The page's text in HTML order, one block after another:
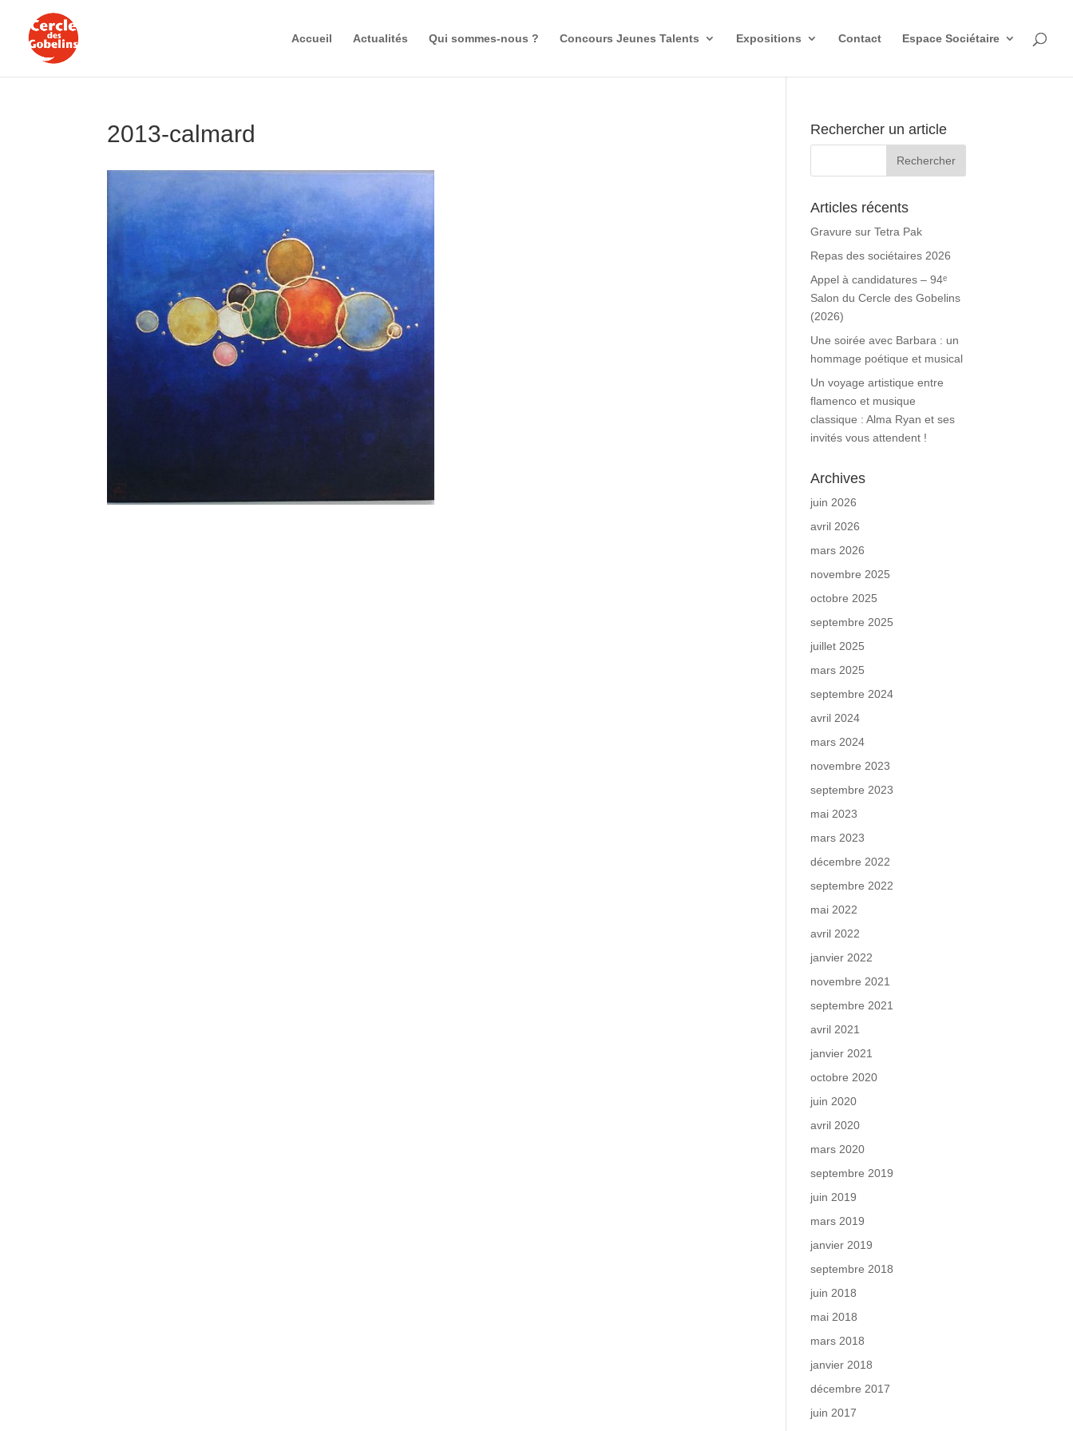
Accueil Actualités Qui sommes-nous ? Concours Jeunes Talents Expositions Contact Espace Sociétaire
2013-calmard Rechercher un article
Articles récents
Gravure sur Tetra Pak
Repas des sociétaires 2026
Appel à candidatures – 94ᵉ
Salon du Cercle des Gobelins
(2026)
Une soirée avec Barbara : un
hommage poétique et musical
Un voyage artistique entre
flamenco et musique
classique : Alma Ryan et ses
invités vous attendent !
Archives
juin 2026
avril 2026
mars 2026
novembre 2025
octobre 2025
septembre 2025
juillet 2025
mars 2025
septembre 2024
avril 2024
mars 2024
novembre 2023
septembre 2023
mai 2023
mars 2023
décembre 2022
septembre 2022
mai 2022
avril 2022
janvier 2022
novembre 2021
septembre 2021
avril 2021
janvier 2021
octobre 2020
juin 2020
avril 2020
mars 2020
septembre 2019
juin 2019
mars 2019
janvier 2019
septembre 2018
juin 2018
mai 2018
mars 2018
janvier 2018
décembre 2017
juin 2017